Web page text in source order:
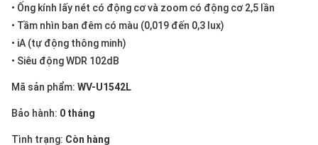
• Ống kính lấy nét có động cơ và zoom có động cơ 2,5 lần
• Tầm nhìn ban đêm có màu (0,019 đến 0,3 lux)
• iA (tự động thông minh)
• Siêu động WDR 102dB
Mã sản phẩm: WV-U1542L
Bảo hành: 0 tháng
Tình trạng: Còn hàng
NGỮ
Tiếng
việt